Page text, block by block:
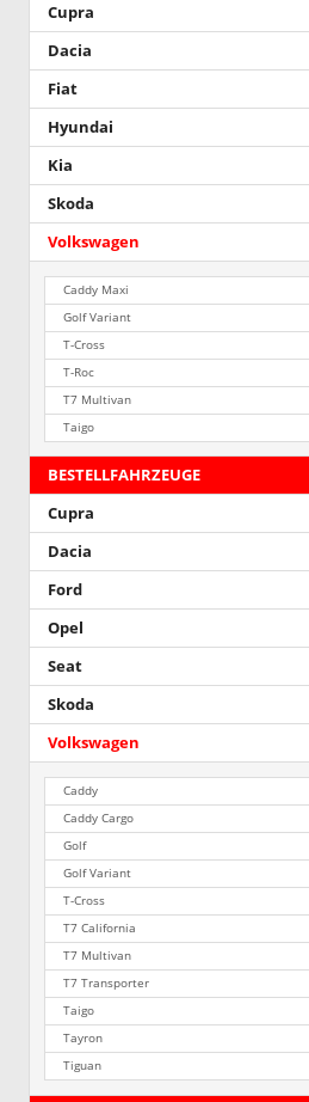
Cupra
Dacia
Fiat
Hyundai
Kia
Skoda
Volkswagen
Caddy Maxi
Golf Variant
T-Cross
T-Roc
T7 Multivan
Taigo
BESTELLFAHRZEUGE
Cupra
Dacia
Ford
Opel
Seat
Skoda
Volkswagen
Caddy
Caddy Cargo
Golf
Golf Variant
T-Cross
T7 California
T7 Multivan
T7 Transporter
Taigo
Tayron
Tiguan